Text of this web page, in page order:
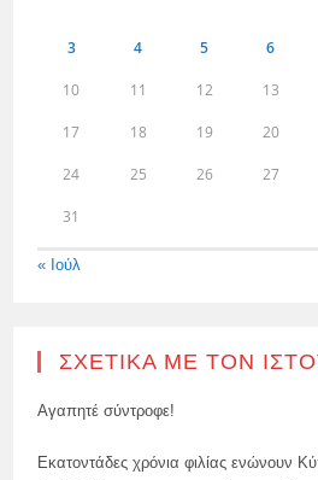
3 4 5 6
10 11 12 13
17 18 19 20
24 25 26 27
31
« Ιούλ
ΣΧΕΤΙΚΆ ΜΕ ΤΟΝ
Αγαπητέ σύντροφε!
Εκατοντάδες χρόνια φιλίας ενώνουν